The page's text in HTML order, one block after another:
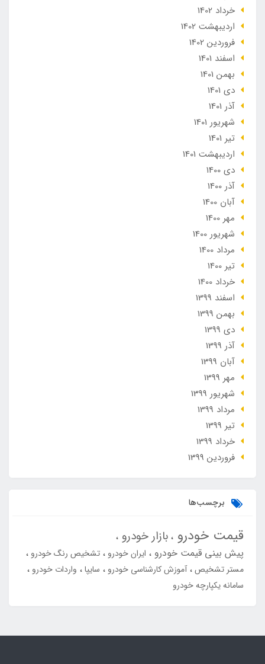
خرداد 1402
ارديبهشت 1402
فروردین 1402
اسفند 1401
بهمن 1401
دی 1401
آذر 1401
شهریور 1401
تير 1401
ارديبهشت 1401
دی 1400
آذر 1400
آبان 1400
مهر 1400
شهریور 1400
مرداد 1400
تير 1400
خرداد 1400
اسفند 1399
بهمن 1399
دی 1399
آذر 1399
آبان 1399
مهر 1399
شهریور 1399
مرداد 1399
تير 1399
خرداد 1399
فروردین 1399
برچسب‌ها
قیمت خودرو بازار خودرو
پیش بینی قیمت خودرو ایران خودرو
تشخیص رنگ خودرو
مستر تشخیص آموزش کارشناسی خودرو سایپا
واردات خودرو
سامانه یکپارچه خودرو